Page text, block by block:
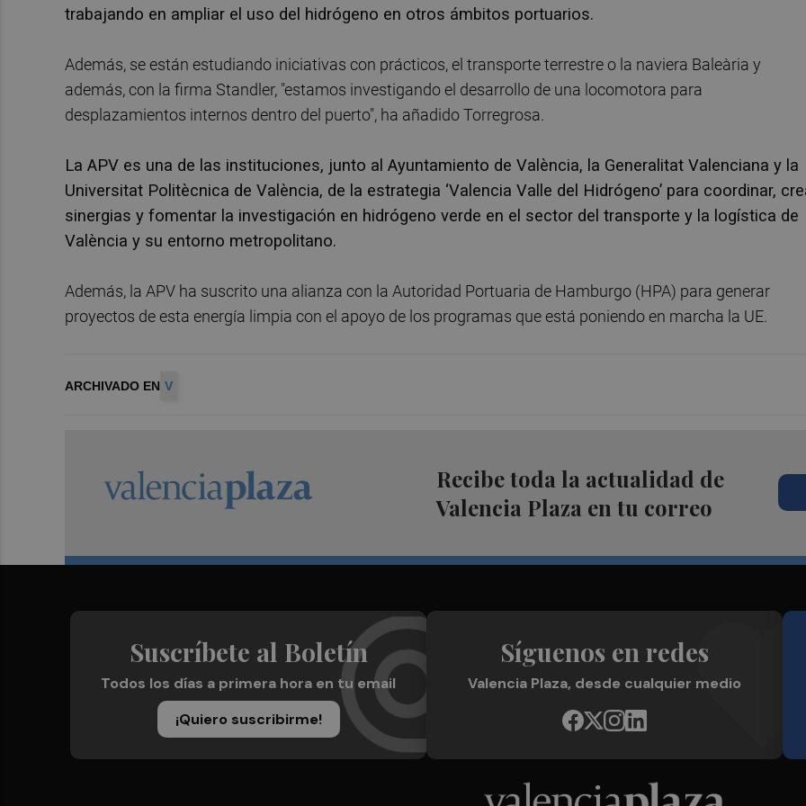
trabajando en ampliar el uso del hidrógeno en otros ámbitos portuarios.
Además, se están estudiando iniciativas con prácticos, el transporte terrestre o la naviera Baleària y
además, con la firma Standler, "estamos investigando el desarrollo de una locomotora para
desplazamientos internos dentro del puerto", ha añadido Torregrosa.
La APV es una de las instituciones, junto al Ayuntamiento de València, la Generalitat Valenciana y la
Universitat Politècnica de València, de la estrategia ‘Valencia Valle del Hidrógeno’ para coordinar,
sinergias y fomentar la investigación en hidrógeno verde en el sector del transporte y la logística de
València y su entorno metropolitano.
Además, la APV ha suscrito una alianza con la Autoridad Portuaria de Hamburgo (HPA) para generar
proyectos de esta energía limpia con el apoyo de los programas que está poniendo en marcha la UE.
ARCHIVADO EN V
Recibe toda la actualidad de
Valencia Plaza en tu correo
Suscríbete al Boletín
Todos los días a primera hora en tu email
¡Quiero suscribirme!
Síguenos en redes
Valencia Plaza, desde cualquier medio